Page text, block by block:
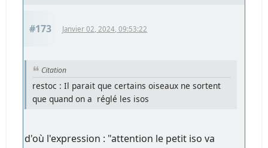
#173 Janvier 02, 2024, 09:53:22
Citation
restoc : Il parait que certains oiseaux ne sortent
que quand on a réglé les isos
d'où l'expression : "attention le petit iso va